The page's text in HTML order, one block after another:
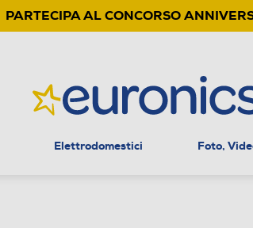
PARTECIPA AL CONCORSO
Elettrodomestici Foto,